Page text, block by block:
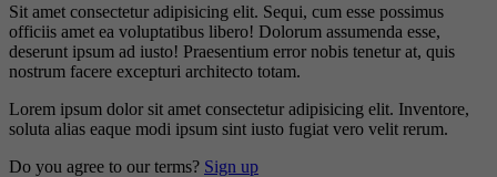
Sit amet consectetur adipisicing elit. Sequi, cum esse possimus
officiis amet ea voluptatibus libero! Dolorum assumenda esse,
deserunt ipsum ad iusto! Praesentium error nobis tenetur at, quis
nostrum facere excepturi architecto totam.
Lorem ipsum dolor sit amet consectetur adipisicing elit. Inventore,
soluta alias eaque modi ipsum sint iusto fugiat vero velit rerum.
Do you agree to our terms? Sign up